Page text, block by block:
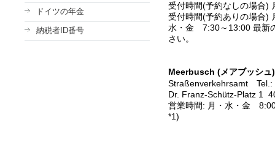
ドイツの年金
納税者ID番号
受付時間(予約なしの場合
受付時間(予約ありの場合
水・金 7:30～ 13:00 最新
さい 。
Meerbusch (メアブッシ
Straßenverkehrsamt Tel.:
Dr. Franz-Schütz-Platz 1
営業時間: 月・水・金
*1)